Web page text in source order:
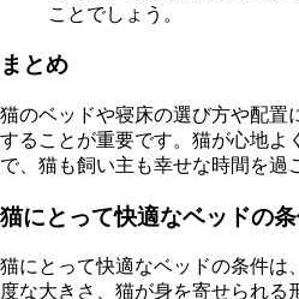
ことでしょう。
まとめ
猫のベッドや寝床の選び方や配置
することが重要です。猫が心地よ
で、猫も飼い主も幸せな時間を過
猫にとって快適なベッドの
猫にとって快適なベッドの条件は
度な大きさ、猫が身を寄せられる